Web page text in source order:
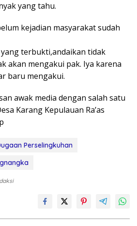
yang tahu.
kejadian masyarakat sudah
yang terbukti,andaikan tidak
akan mengakui pak. Iya karena
baru mengakui.
awak media dengan salah satu
Karang Kepulauan Ra’as
Perselingkuhan